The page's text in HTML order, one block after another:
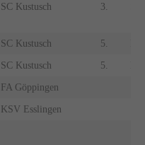
SC Kustusch 3.
SC Kustusch 5.
SC Kustusch 5.
FA Göppingen
KSV Esslingen